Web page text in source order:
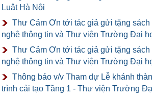
Luật Hà Nội
Thư Cảm Ơn tới tác giả gửi tặng sách
nghệ thông tin và Thư viện Trường Đại
Thư Cảm Ơn tới tác giả gửi tặng sách
nghệ thông tin và Thư viện Trường Đại
Thông báo v/v Tham dự Lễ khánh
trình cải tạo Tầng 1 - Thư viện Trường